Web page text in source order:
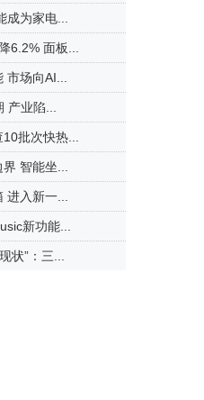
为家电...
6.2% 面板...
场向AI...
产业陷...
批次快热...
智能坐...
入新一...
新功能...
状”：三...